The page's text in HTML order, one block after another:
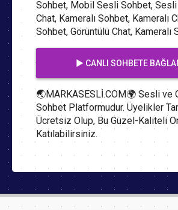
Sohbet, Mobil Sesli Sohbet,
Chat, Kameralı Sohbet, Kameralı
Sohbet, Görüntülü Chat, Kameralı
▶️ CANLI SOHBETE
🌏MARKASESLİ.COM🌍 Sesli ve
Sohbet Platformudur. Üyelikler
Ücretsiz Olup, Bu Güzel-Kaliteli
Katılabilirsiniz.